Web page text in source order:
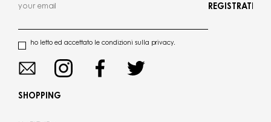
ho letto ed accettato le condizioni sulla privacy.
REGISTRATI
SHOPPING